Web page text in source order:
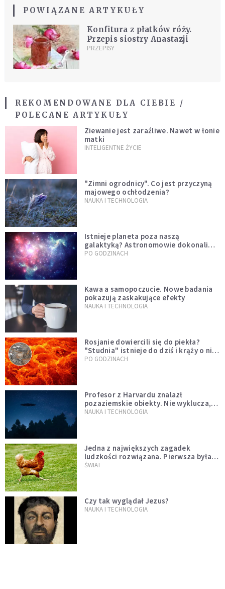
POWIĄZANE ARTYKUŁY
Konfitura z płatków róży.
Przepis siostry Anastazji
PRZEPISY
REKOMENDOWANE DLA CIEBIE /
POLECANE ARTYKUŁY
Ziewanie jest zaraźliwe. Nawet w łonie
matki
INTELIGENTNE ŻYCIE
"Zimni ogrodnicy". Co jest przyczyną
majowego ochłodzenia?
NAUKA I TECHNOLOGIA
Istnieje planeta poza naszą
galaktyką? Astronomowie dokonali
niezwykłego odkrycia
PO GODZINACH
Kawa a samopoczucie. Nowe badania
pokazują zaskakujące efekty
NAUKA I TECHNOLOGIA
Rosjanie dowiercili się do piekła?
"Studnia" istnieje do dziś i krąży o niej
legenda, w której jest ziarno prawdy
PO GODZINACH
Profesor z Harvardu znalazł
pozaziemskie obiekty. Nie wyklucza,
że "to technologia obcych"
NAUKA I TECHNOLOGIA
Jedna z największych zagadek
ludzkości rozwiązana. Pierwsza była
kura, a nie jajko
ŚWIAT
Czy tak wyglądał Jezus?
NAUKA I TECHNOLOGIA